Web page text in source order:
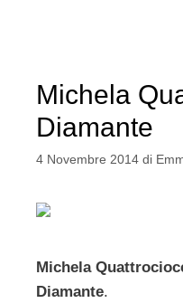
Michela
Diamante
4 Novembre 2014 di
Michela
Diamante.